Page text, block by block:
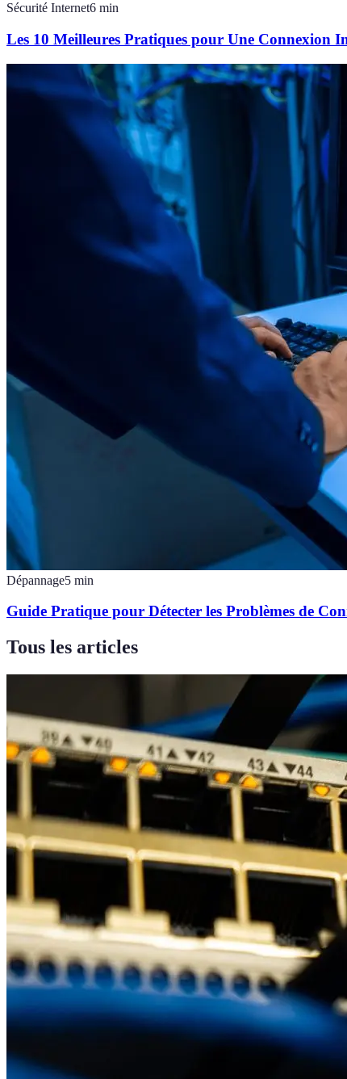
Sécurité Internet6 min
Les 10 Meilleures Pratiques pour Une Connexion
Dépannage5 min
Guide Pratique pour Détecter les Problèmes de
Tous les articles